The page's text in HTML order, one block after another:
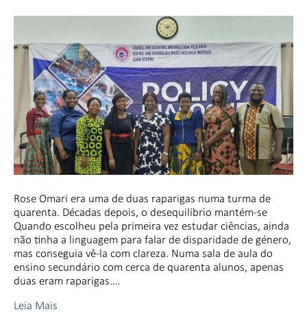
Rose Omari era uma de duas raparigas numa turma de
quarenta. Décadas depois, o desequilíbrio mantém-se
Quando escolheu pela primeira vez estudar ciências, ainda
não tinha a linguagem para falar de disparidade de género,
mas conseguia vê-la com clareza. Numa sala de aula do
ensino secundário com cerca de quarenta alunos, apenas
duas eram raparigas.…
Leia Mais